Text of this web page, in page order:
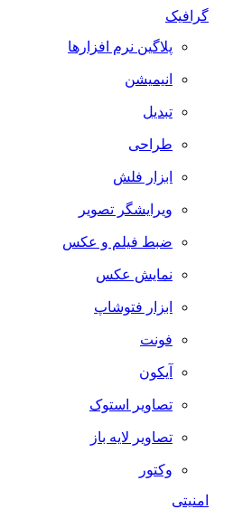
گرافیک
پلاگین نرم افزارها
انیمیشن
تبدیل
طراحی
ابزار فلش
ویرایشگر تصویر
ضبط فيلم و عكس
نمایش عکس
ابزار فتوشاپ
فونت
آیکون
تصاویر استوک
تصاویر لایه باز
وکتور
امنیتی